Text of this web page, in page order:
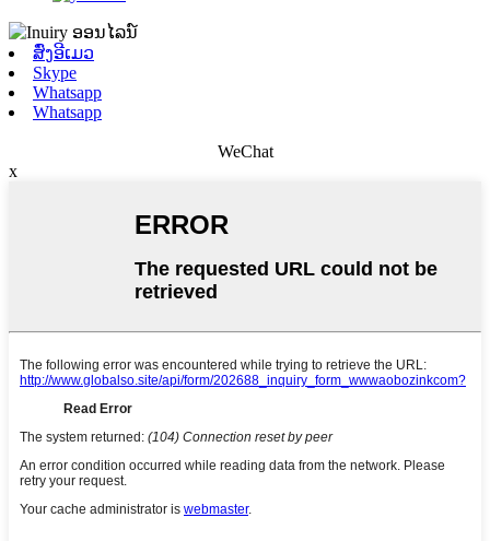
ສົ່ງອີເມວ
Skype
Whatsapp
Whatsapp
WeChat
x